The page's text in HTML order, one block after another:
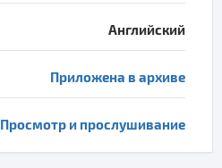
Английский
Приложена в архиве
Просмотр и прослушивание